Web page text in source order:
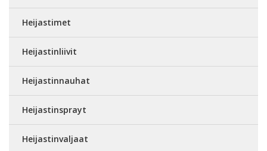
Heijastimet
Heijastinliivit
Heijastinnauhat
Heijastinsprayt
Heijastinvaljaat